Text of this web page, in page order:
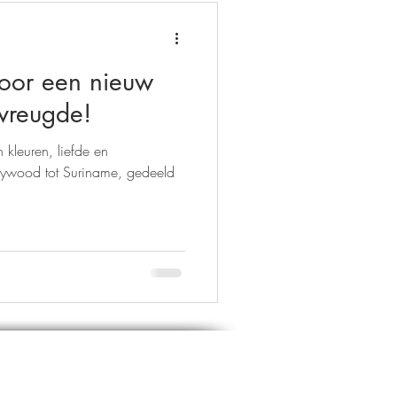
een nieuw
kleuren, liefde en
tot Suriname, gedeeld